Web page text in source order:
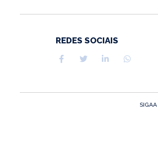
REDES SOCIAIS